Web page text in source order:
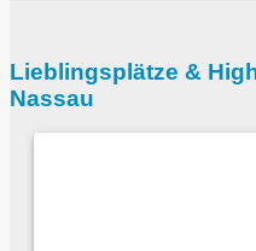
Lieblingsplätze &
Nassau